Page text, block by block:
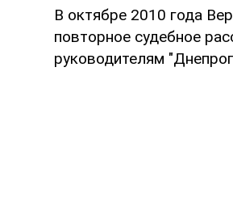
В октябре 2010 года
повторное судебное
руководителям